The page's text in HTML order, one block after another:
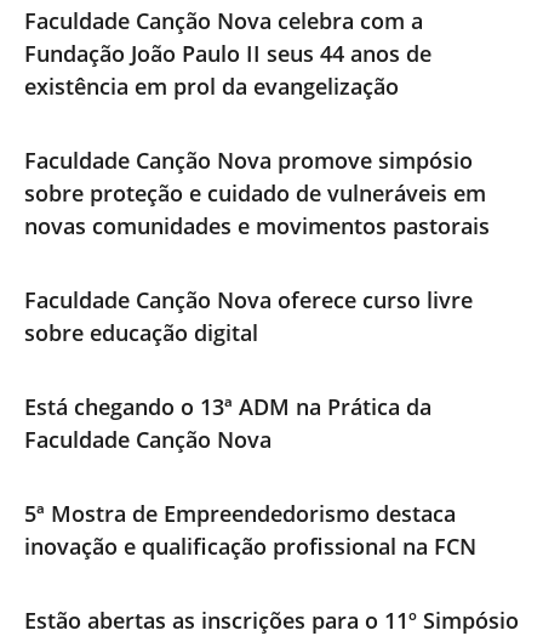
Faculdade Canção Nova celebra com a
Fundação João Paulo II seus 44 anos de
existência em prol da evangelização
Faculdade Canção Nova promove simpósio
sobre proteção e cuidado de vulneráveis em
novas comunidades e movimentos pastorais
Faculdade Canção Nova oferece curso livre
sobre educação digital
Está chegando o 13ª ADM na Prática da
Faculdade Canção Nova
5ª Mostra de Empreendedorismo destaca
inovação e qualificação profissional na FCN
Estão abertas as inscrições para o 11º Simpósio